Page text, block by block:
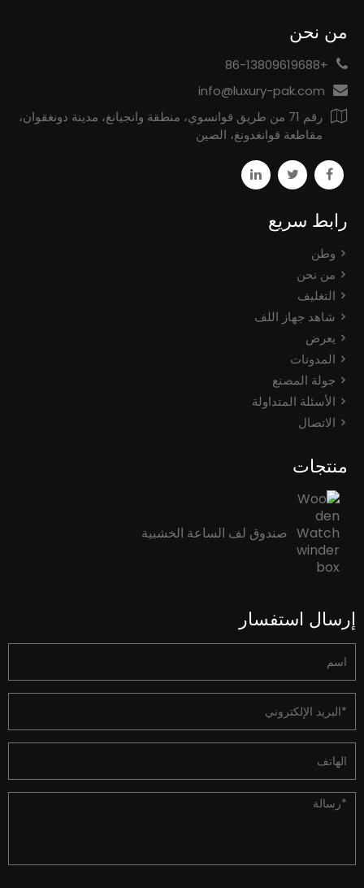
من نحن
+86-13809619688
info@luxury-pak.com
رقم 71 من طريق قوانسوي، منطقة وانجيانغ، مدينة دونغقوان،
مقاطعة قوانغدونغ، الصين
رابط سريع
وطن
من نحن
التغليف
شاهد جهاز اللف
يعرض
المدونات
جولة المصنع
الأسئلة المتداولة
الاتصال
منتجات
صندوق لف الساعة الخشبية
إرسال استفسار